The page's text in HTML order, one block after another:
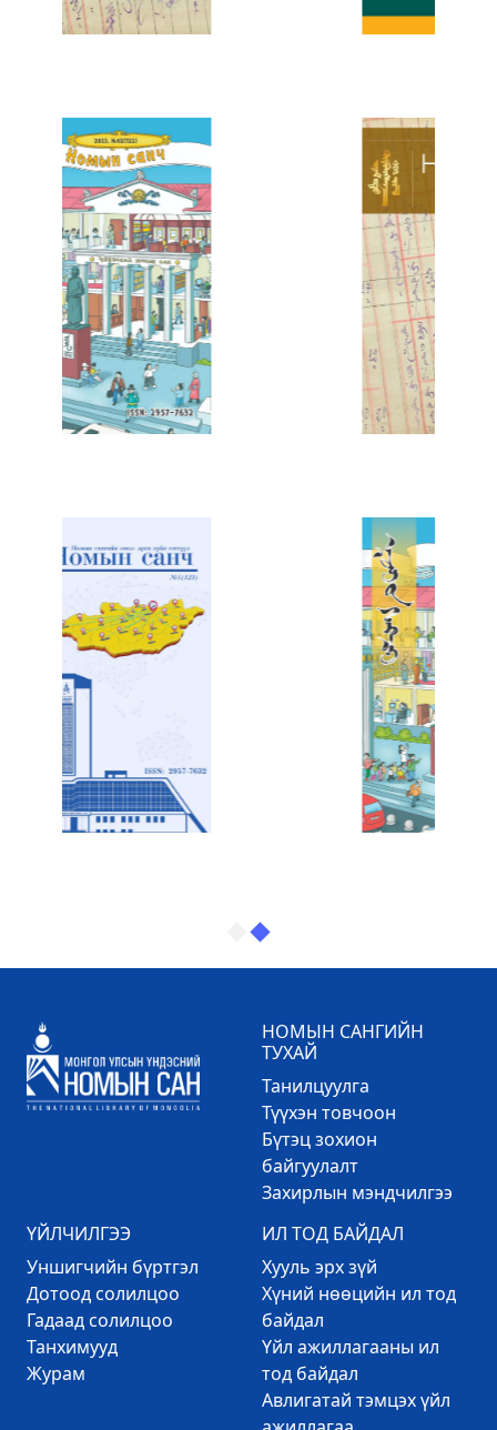
НОМЫН САНГИЙН
ТУХАЙ
Танилцуулга
Түүхэн товчоон
Бүтэц зохион
байгуулалт
Захирлын мэндчилгээ
ҮЙЛЧИЛГЭЭ
Уншигчийн бүртгэл
Дотоод солилцоо
Гадаад солилцоо
Танхимууд
Журам
ИЛ ТОД БАЙДАЛ
Хууль эрх зүй
Хүний нөөцийн ил тод
байдал
Үйл ажиллагааны ил
тод байдал
Авлигатай тэмцэх үйл